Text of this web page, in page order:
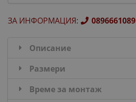
ЗА ИНФОРМАЦИЯ: 0896661089
Описание
Размери
Време за монтаж